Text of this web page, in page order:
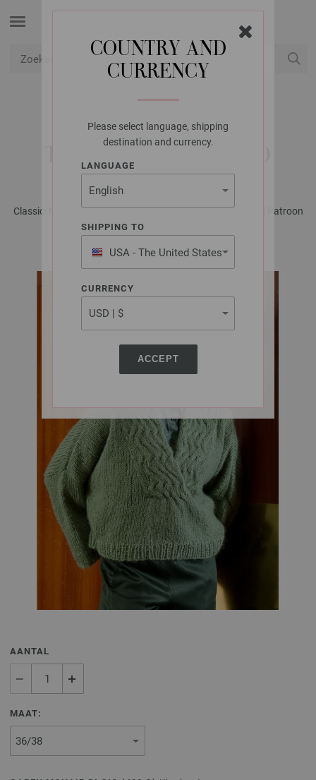
COUNTRY AND
CURRENCY
Please select language, shipping
destination and currency.
LANGUAGE
SHIPPING TO
USA - The United States
of America
CURRENCY
ACCEPT
LANA GROSSA
TRUI MOHAIR DI GIO
Classici No. 29 - Tijdschrift (DE) + Breibeschrijvingen (NL) | Patroon
AANTAL
MAAT: